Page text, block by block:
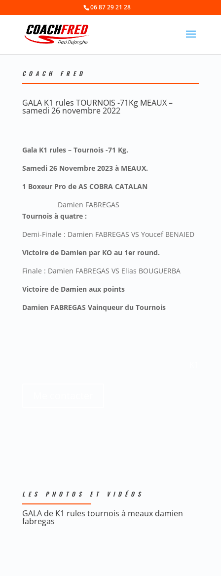
06 87 29 21 28
COACH FRED
GALA K1 rules TOURNOIS -71Kg MEAUX –
samedi 26 novembre 2022
Gala K1 rules – Tournois -71 Kg.
Samedi 26 Novembre 2023 à MEAUX.
1 Boxeur Pro de AS COBRA CATALAN
Damien FABREGAS
Tournois à quatre :
Demi-Finale : Damien FABREGAS VS Youcef BENAIED
Victoire de Damien par KO au 1er round.
Finale : Damien FABREGAS VS Elias BOUGUERBA
Victoire de Damien aux points
Damien FABREGAS Vainqueur du Tournois
LES PHOTOS ET VIDÉOS
GALA de K1 rules tournois à meaux damien
fabregas